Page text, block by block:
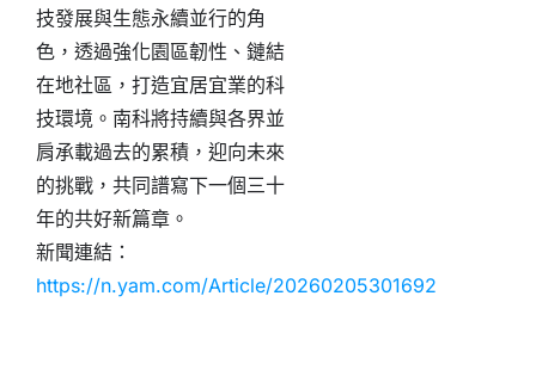
技發展與生態永續並行的角
色，透過強化園區韌性、鏈結
在地社區，打造宜居宜業的科
技環境。南科將持續與各界並
肩承載過去的累積，迎向未來
的挑戰，共同譜寫下一個三十
年的共好新篇章。
新聞連結：
https://n.yam.com/Article/20260205301692